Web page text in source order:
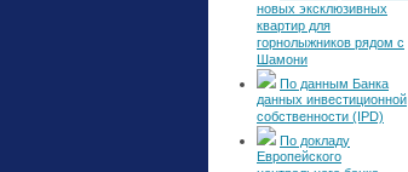
новых эксклюзивных
квартир для
горнолыжников рядом с
Шамони
По данным Банка
данных инвестиционной
собственности (IPD)
По докладу
Европейского